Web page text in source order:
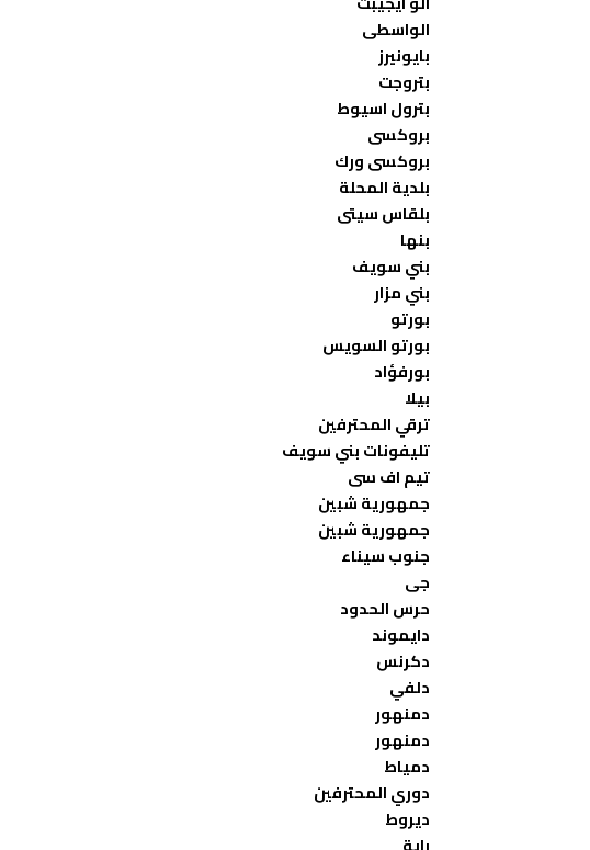
الواسطى
بايونيرز
بتروجت
بترول اسيوط
بروكسى
بروكسى ورك
بلدية المحلة
بلقاس سيتى
بنها
بني سويف
بني مزار
بورتو
بورتو السويس
بورفؤاد
بيلا
ترقي المحترفين
تليفونات بني سويف
تيم اف سى
جمهورية شبين
جمهورية شبين
جنوب سيناء
جى
حرس الحدود
دايموند
دكرنس
دلفي
دمنهور
دمنهور
دمياط
دوري المحترفين
ديروط